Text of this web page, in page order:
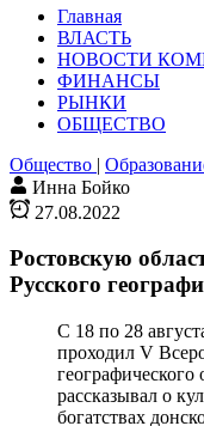
Главная
ВЛАСТЬ
НОВОСТИ
ФИНАНСЫ
РЫНКИ
ОБЩЕСТВО
Общество |
Инна Бойко
27.08.2022
Ростовскую
Русского
С 18 по 28
проходил V
географического
рассказывал о
богатствах